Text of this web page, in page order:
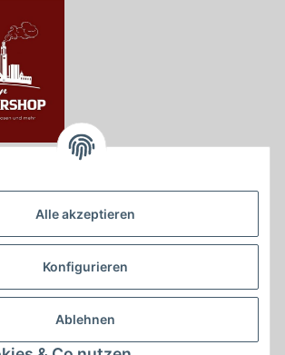
Alle akzeptieren
Konfigurieren
Ablehnen
249
shop.de